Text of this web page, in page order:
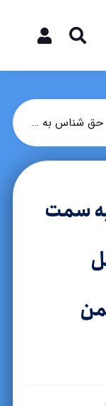
و نقل یخچالداران از طرف انجمن منصوب گردید.
سمت